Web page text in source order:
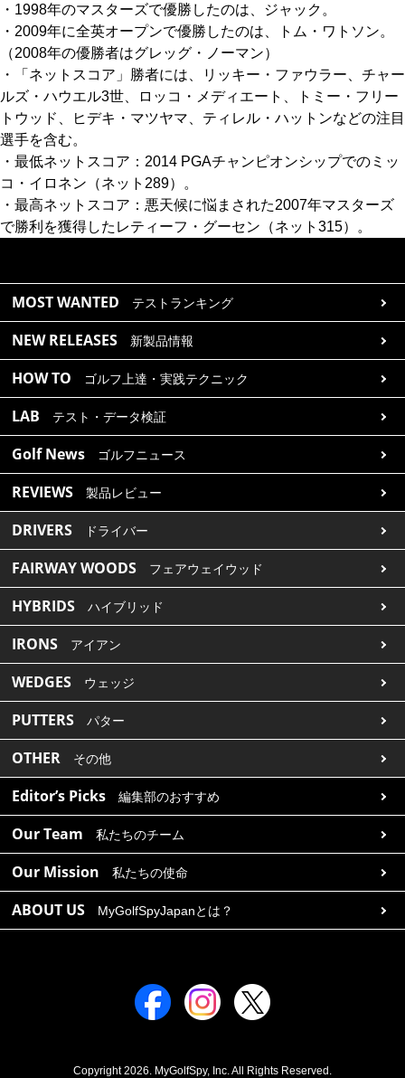
・1998年のマスターズで優勝したのは、ジャック。
・2009年に全英オープンで優勝したのは、トム・ワトソン。
（2008年の優勝者はグレッグ・ノーマン）
・「ネットスコア」勝者には、リッキー・ファウラー、チャー
ルズ・ハウエル3世、ロッコ・メディエート、トミー・フリー
トウッド、ヒデキ・マツヤマ、ティレル・ハットンなどの注目
選手を含む。
・最低ネットスコア：2014 PGAチャンピオンシップでのミッ
コ・イロネン（ネット289）。
・最高ネットスコア：悪天候に悩まされた2007年マスターズ
で勝利を獲得したレティーフ・グーセン（ネット315）。
MOST WANTED テストランキング
NEW RELEASES 新製品情報
HOW TO ゴルフ上達・実践テクニック
LAB テスト・データ検証
Golf News ゴルフニュース
REVIEWS 製品レビュー
DRIVERS ドライバー
FAIRWAY WOODS フェアウェイウッド
HYBRIDS ハイブリッド
IRONS アイアン
WEDGES ウェッジ
PUTTERS パター
OTHER その他
Editor’s Picks 編集部のおすすめ
Our Team 私たちのチーム
Our Mission 私たちの使命
ABOUT US MyGolfSpyJapanとは？
Copyright 2026. MyGolfSpy, Inc. All Rights Reserved.